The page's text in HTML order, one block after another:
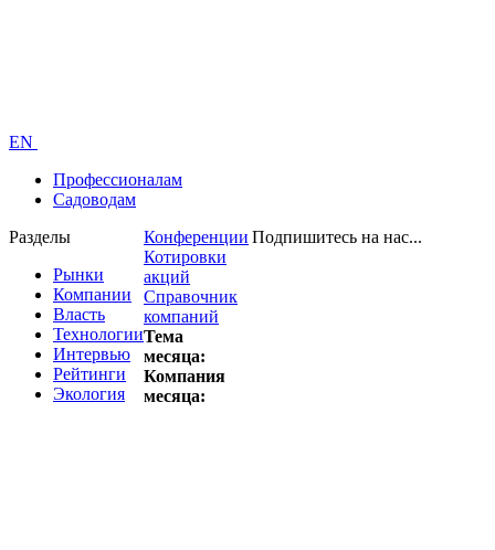
EN
Профессионалам
Садоводам
Разделы
Рынки
Компании
Власть
Технологии
Интервью
Рейтинги
Экология
Конференции
Котировки
акций
Справочник
компаний
Тема
месяца:
Компания
месяца:
Подпишитесь на нас...